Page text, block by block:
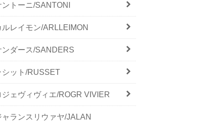
ントーニ/SANTONI
ルレイモン/ARLLEIMON
ンダース/SANDERS
シット/RUSSET
ジェヴィヴィエ/ROGR VIVIER
ャランスリウァヤ/JALAN